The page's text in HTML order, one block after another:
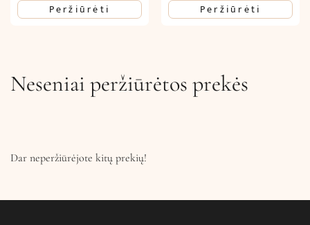
Peržiūrėti Peržiūrėti
Neseniai peržiūrėtos prekės
Dar neperžiūrėjote kitų prekių!